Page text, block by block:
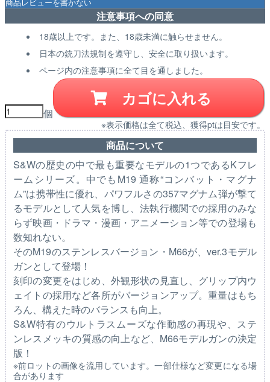
注意事項への同意
18歳以上です。また、18歳未満に触らせません。
日本の銃刀法規制を遵守し、安全に取り扱います。
ページ内の注意事項に全て目を通しました。
個
カゴに入れる
※表示価格は全て税込、獲得ptは目安です。
商品について
S&Wの歴史の中で最も重要なモデルの1つであるKフレ
ームシリーズ。中でもM19 通称“コンバット・マグナ
ム”は携帯性に優れ、パワフルさの357マグナム弾が撃て
るモデルとして人気を博し、法執行機関での採用のみな
らず映画・ドラマ・漫画・アニメーション等での登場も
数知れない。
そのM19のステンレスバージョン・M66が、ver.3モデル
ガンとして登場！
刻印の変更をはじめ、外観形状の見直し、グリップ内ウ
ェイトの採用など各所がバージョンアップ。重量はもち
ろん、構えた時のバランスも向上。
S&W特有のウルトラスムーズな作動感の再現や、ステ
ンレスメッキの質感の向上など、M66モデルガンの決定
版！
※前ロットの画像を流用しています。一部仕様など変更になる場
合があります